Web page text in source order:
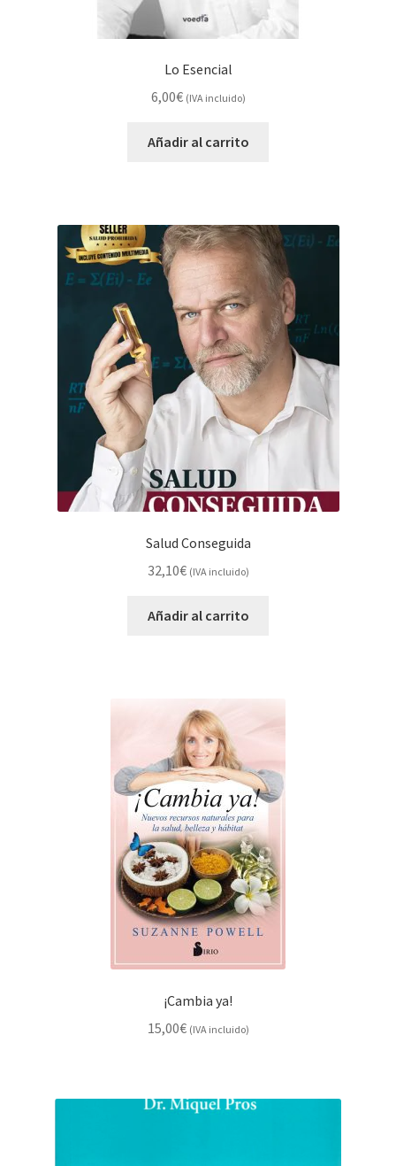
Lo Esencial
6,00€ (IVA incluido)
Añadir al carrito
Salud Conseguida
32,10€ (IVA incluido)
Añadir al carrito
¡Cambia ya!
15,00€ (IVA incluido)